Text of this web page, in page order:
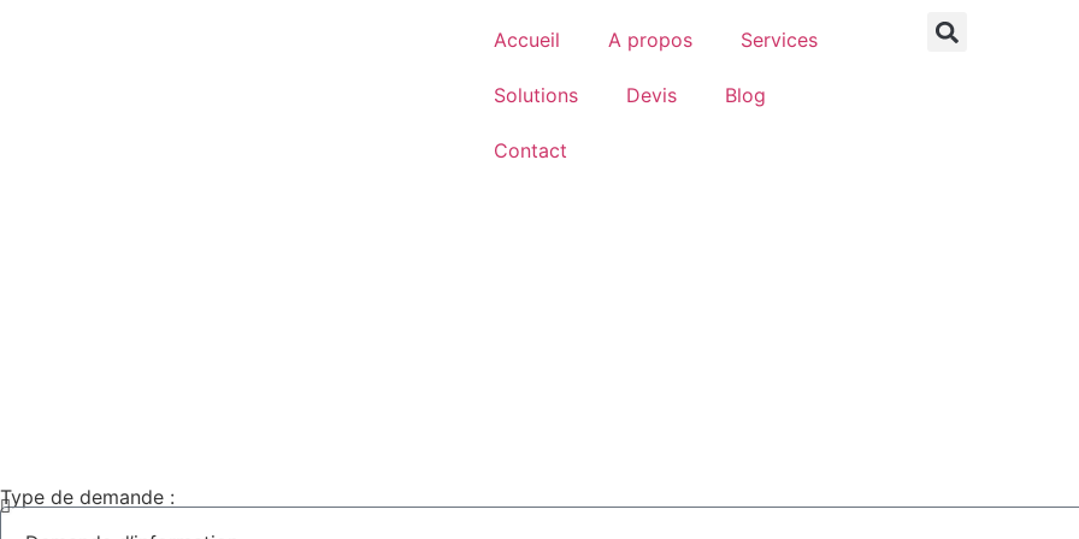
Accueil A propos Services
Solutions Devis Blog
Contact
Type de demande :